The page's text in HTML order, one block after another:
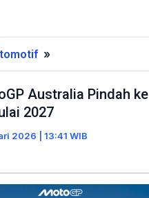
»
MotoGP
Australia
Pindah
ke
Mulai
2027
Australia Pindah ke
2027
2026 | 13:41 WIB